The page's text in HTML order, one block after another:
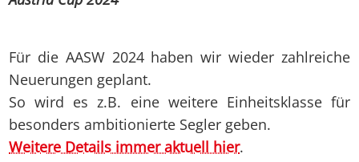
Für die AASW 2024 haben wir wieder zahlreiche
Neuerungen geplant.
So wird es z.B. eine weitere Einheitsklasse für
besonders ambitionierte Segler geben.
Weitere Details immer aktuell hier.